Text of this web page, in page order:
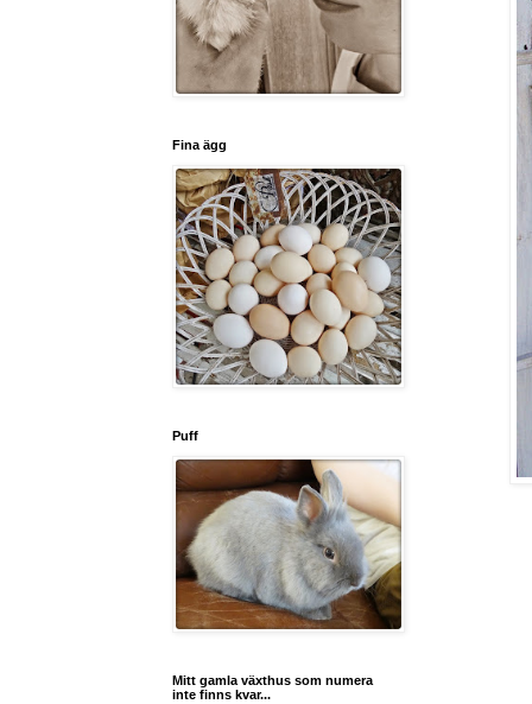
Fina ägg
Puff
Mitt gamla växthus som numera
inte finns kvar...